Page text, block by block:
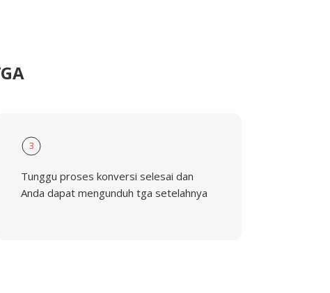
3
Tunggu proses konversi selesai dan
Anda dapat mengunduh tga setelahnya